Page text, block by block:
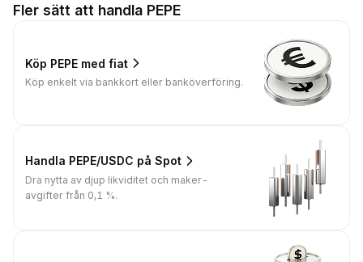
Fler sätt att handla PEPE
Köp PEPE med fiat
Köp enkelt via bankkort eller banköverföring.
Handla PEPE/USDC på Spot
Dra nytta av djup likviditet och maker-
avgifter från 0,1 %.